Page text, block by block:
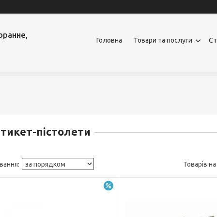
Головна Товари та послуги
пістолети